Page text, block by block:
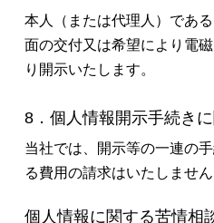
本人（または代理人）であ
面の交付又は希望により電
り開示いたします。
8．個人情報開示手続き
当社では、開示等の一連の
る費用の請求はいたしません
個人情報に関する苦情相